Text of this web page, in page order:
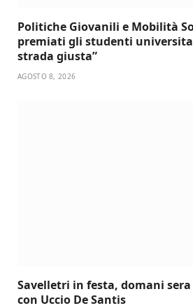
Politiche Giovanili e Mobilità
premiati gli studenti
strada giusta”
AGOSTO 8, 2026
Savelletri in festa, domani
con Uccio De Santis